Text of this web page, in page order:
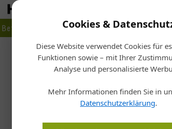
Cookies &
Diese Website verwendet Cookies für
Funktionen sowie – mit Ihrer
Analyse und personalisierte
Mehr Informationen finden Sie in
Datenschutzerklärung.
Betrieb
Planen Bauen Fertigen